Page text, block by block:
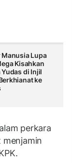
Lupa
Kisahkan
Yudas di Injil
ke
perkara
menjamin